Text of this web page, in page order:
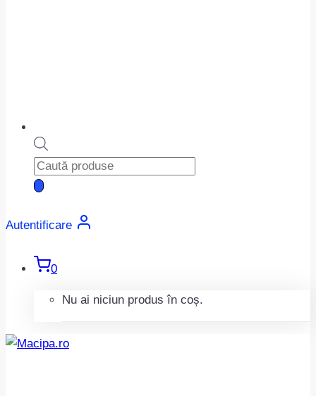
Products
search
Autentificare
0
Nu ai niciun produs în coș.